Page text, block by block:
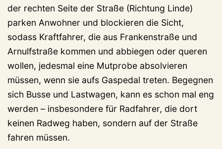
der rechten Seite der Straße (Richtung Linde)
parken Anwohner und blockieren die Sicht,
sodass Kraftfahrer, die aus Frankenstraße und
Arnulfstraße kommen und abbiegen oder queren
wollen, jedesmal eine Mutprobe absolvieren
müssen, wenn sie aufs Gaspedal treten. Begegnen
sich Busse und Lastwagen, kann es schon mal eng
werden – insbesondere für Radfahrer, die dort
keinen Radweg haben, sondern auf der Straße
fahren müssen.